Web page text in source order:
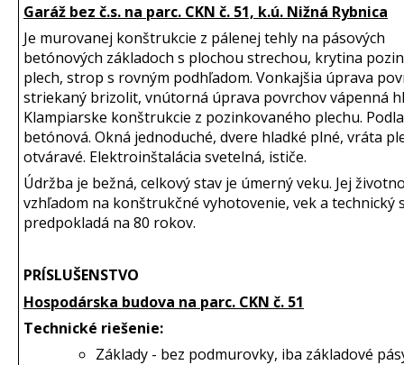
Garáž bez č.s. na parc. CKN č. 51, k.ú. Nižná Rybnica
Je murovanej konštrukcie z pálenej tehly na pásových
betónových základoch s plochou strechou, krytina
plech, strop s rovným podhľadom. Vonkajšia úprava
striekaný brizolit, vnútorná úprava povrchov vápenná
Klampiarske konštrukcie z pozinkovaného plechu.
betónová. Okná jednoduché, dvere hladké plné, vráta
otváravé. Elektroinštalácia svetelná, ističe.
Údržba je bežná, celkový stav je úmerný veku. Jej
vzhľadom na konštrukčné vyhotovenie, vek a technický
predpokladá na 80 rokov.
PRÍSLUŠENSTVO
Hospodárska budova na parc. CKN č. 51
Technické riešenie:
Základy - bez podmurovky, iba základové